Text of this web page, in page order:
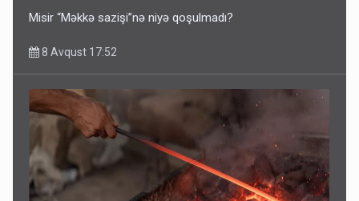
Misir “Məkkə sazişi”nə niyə qoşulmadı?
8 Avqust 17:52